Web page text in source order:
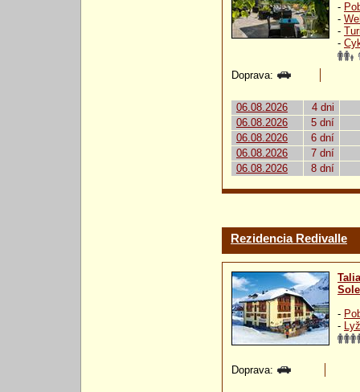
-
-
-
-
Doprava:
06.08.2026
4 dni
06.08.2026
5 dní
06.08.2026
6 dní
06.08.2026
7 dní
06.08.2026
8 dní
Rezidencia Redivalle
-
-
Doprava: